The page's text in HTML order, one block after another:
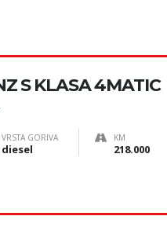
S KLASA 4MATIC
VRSTA GORIVA
diesel
KM
218.000